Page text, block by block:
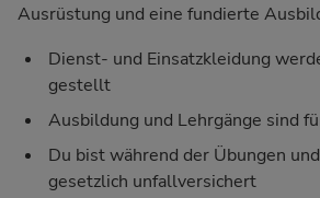
Ausrüstung und eine fundierte
Dienst- und Einsatzkleidung
gestellt
Ausbildung und Lehrgänge sind
Du bist während der Übungen
gesetzlich unfallversichert